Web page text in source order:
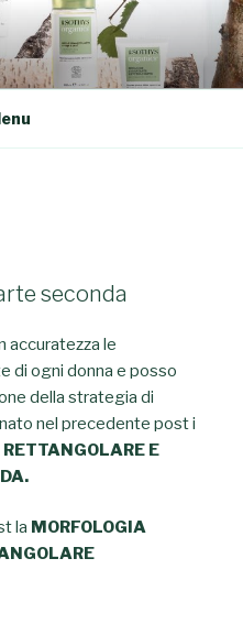
seconda
accuratezza le
di ogni donna e posso
della strategia di
nel precedente post i
E
la MORFOLOGIA